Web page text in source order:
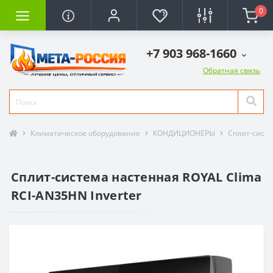
0
+7 903 968-1660
Обратная связь
Климатическое оборудование КОНДИЦИОНЕРЫ Сплит-
Сплит-система настенная ROYAL Clima
RCI-AN35HN Inverter